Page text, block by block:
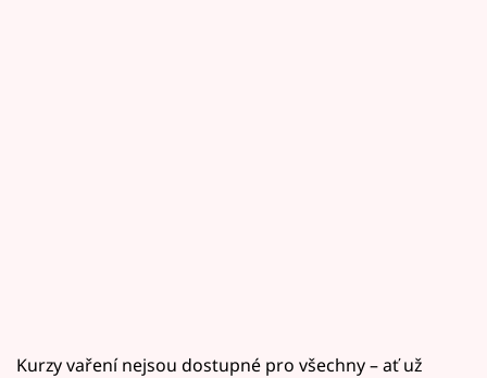
Kurzy vaření nejsou dostupné pro všechny – ať už